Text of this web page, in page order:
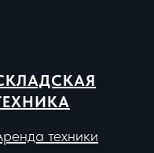
техники